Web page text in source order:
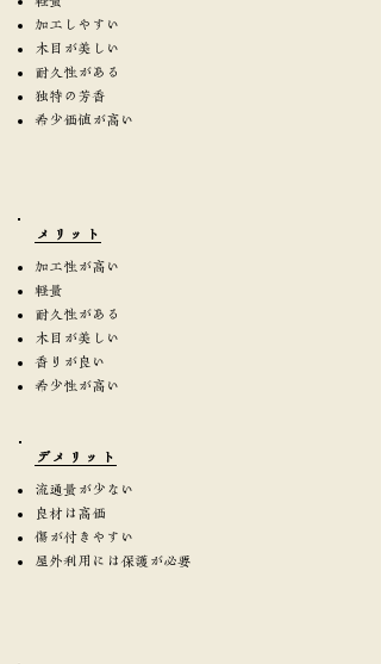
加工しやすい
木目が美しい
耐久性がある
独特の芳香
希少価値が高い
​メリット
加工性が高い
軽量
耐久性がある
木目が美しい
香りが良い
希少性が高い
​デメリット
流通量が少ない
良材は高価
傷が付きやすい
屋外利用には保護が必要